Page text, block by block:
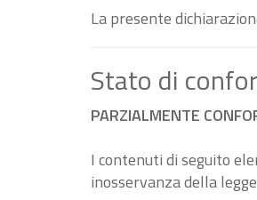
La presente
Stato di
PARZIALMENTE
I contenuti di seguito
inosservanza della